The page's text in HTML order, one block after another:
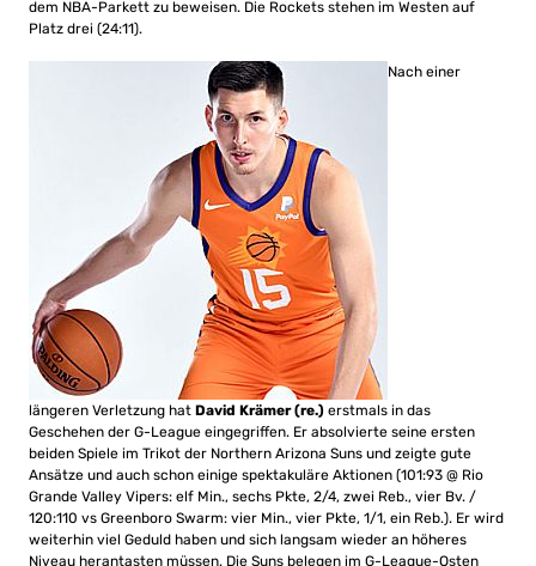
dem NBA-Parkett zu beweisen. Die Rockets stehen im Westen auf
Platz drei (24:11).
Nach einer
längeren Verletzung hat David Krämer (re.) erstmals in das
Geschehen der G-League eingegriffen. Er absolvierte seine ersten
beiden Spiele im Trikot der Northern Arizona Suns und zeigte gute
Ansätze und auch schon einige spektakuläre Aktionen (101:93 @ Rio
Grande Valley Vipers: elf Min., sechs Pkte, 2/4, zwei Reb., vier Bv. /
120:110 vs Greenboro Swarm: vier Min., vier Pkte, 1/1, ein Reb.). Er wird
weiterhin viel Geduld haben und sich langsam wieder an höheres
Niveau herantasten müssen. Die Suns belegen im G-League-Osten